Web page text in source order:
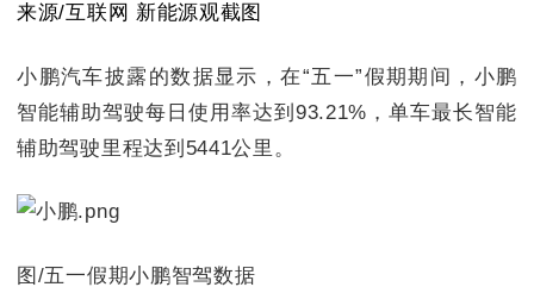
来源/互联网 新能源观截图
小鹏汽车披露的数据显示，在“五一”假期期间，小鹏
智能辅助驾驶每日使用率达到93.21%，单车最长智能
辅助驾驶里程达到5441公里。
图/五一假期小鹏智驾数据